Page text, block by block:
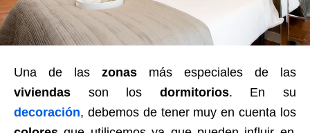
Una de las zonas más especiales de las
viviendas son los dormitorios. En su
decoración, debemos de tener muy en cuenta los